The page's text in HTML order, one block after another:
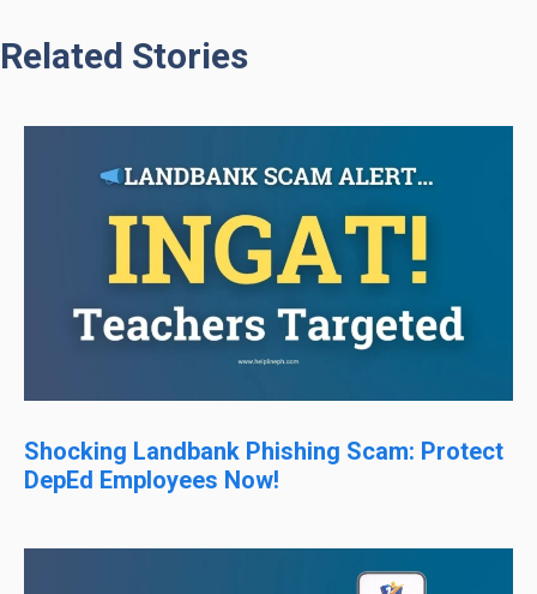
Related Stories
Shocking Landbank Phishing Scam: Protect
DepEd Employees Now!